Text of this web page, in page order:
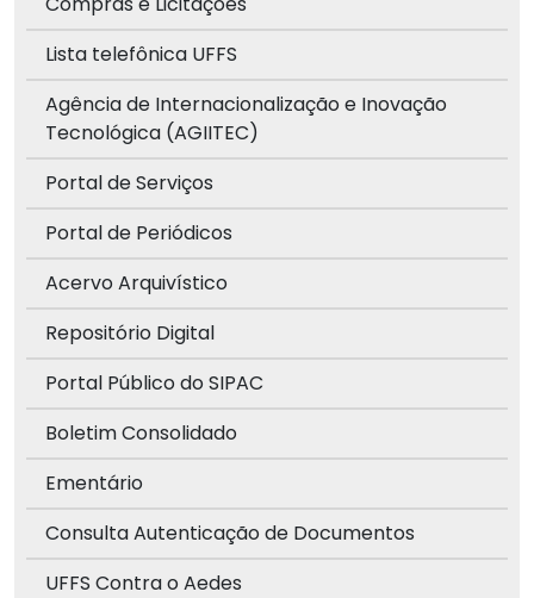
Lista telefônica UFFS
Agência de Internacionalização e Inovação
Tecnológica (AGIITEC)
Portal de Serviços
Portal de Periódicos
Acervo Arquivístico
Repositório Digital
Portal Público do SIPAC
Boletim Consolidado
Ementário
Consulta Autenticação de Documentos
UFFS Contra o Aedes